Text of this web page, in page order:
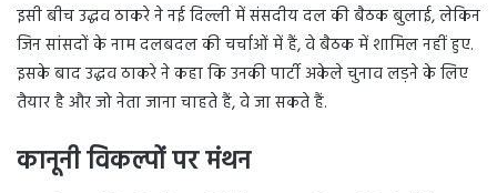
इसी बीच उद्धव ठाकरे ने नई दिल्ली में संसदीय दल की बैठक बुलाई, लेकिन
जिन सांसदों के नाम दलबदल की चर्चाओं में हैं, वे बैठक में शामिल नहीं हुए.
इसके बाद उद्धव ठाकरे ने कहा कि उनकी पार्टी अकेले चुनाव लड़ने के लिए
तैयार है और जो नेता जाना चाहते हैं, वे जा सकते हैं.
कानूनी विकल्पों पर मंथन